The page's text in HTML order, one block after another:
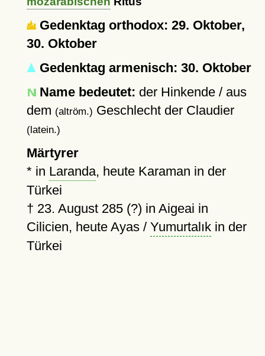
Gedenktag orthodox: 29. Oktober,
30. Oktober
Gedenktag armenisch: 30. Oktober
Name bedeutet: der Hinkende / aus
dem (altröm.) Geschlecht der Claudier
(latein.)
Märtyrer
* in Laranda, heute Karaman in der
Türkei
† 23. August 285 (?) in Aigeai in
Cilicien, heute Ayas / Yumurtalıkin der
Türkei